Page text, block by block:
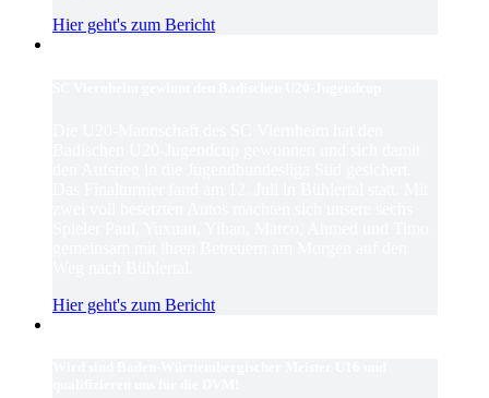
Hier geht's zum Bericht
Hier geht's zum Bericht